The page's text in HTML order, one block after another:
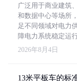
广泛用于商业建筑
和数据中心等场所
足不同领域对电力
障电力系统稳定运行
2026年8月4日
13米平板车的标